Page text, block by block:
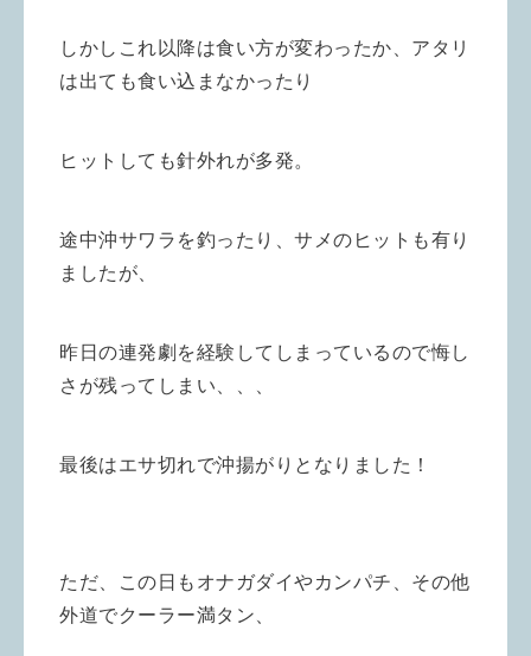
しかしこれ以降は食い方が変わったか、アタリ
は出ても食い込まなかったり
ヒットしても針外れが多発。
途中沖サワラを釣ったり、サメのヒットも有り
ましたが、
昨日の連発劇を経験してしまっているので悔し
さが残ってしまい、、、
最後はエサ切れで沖揚がりとなりました！
ただ、この日もオナガダイやカンパチ、その他
外道でクーラー満タン、